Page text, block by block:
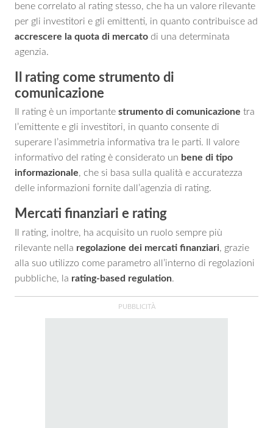
bene correlato al rating stesso, che ha un valore rilevante
per gli investitori e gli emittenti, in quanto contribuisce ad
accrescere la quota di mercato di una determinata
agenzia.
Il rating come strumento di
comunicazione
Il rating è un importante strumento di comunicazione tra
l’emittente e gli investitori, in quanto consente di
superare l’asimmetria informativa tra le parti. Il valore
informativo del rating è considerato un bene di tipo
informazionale, che si basa sulla qualità e accuratezza
delle informazioni fornite dall’agenzia di rating.
Mercati finanziari e rating
Il rating, inoltre, ha acquisito un ruolo sempre più
rilevante nella regolazione dei mercati finanziari, grazie
alla suo utilizzo come parametro all’interno di regolazioni
pubbliche, la rating-based regulation.